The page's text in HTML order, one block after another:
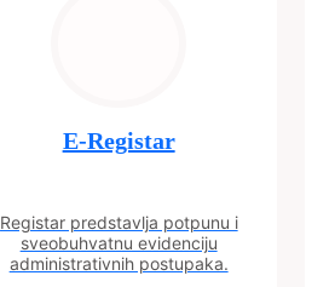
E-Registar
Registar predstavlja potpunu i
sveobuhvatnu evidenciju
administrativnih postupaka.